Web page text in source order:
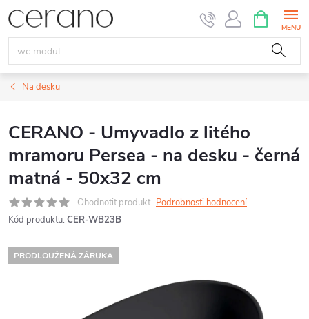
Přejít
na
obsah
NÁKUPNÍ
KOŠÍK
Na desku
CERANO - Umyvadlo z litého
mramoru Persea - na desku - černá
matná - 50x32 cm
Ohodnotit produkt Podrobnosti hodnocení
Kód produktu: CER-WB23B
PRODLOUŽENÁ ZÁRUKA